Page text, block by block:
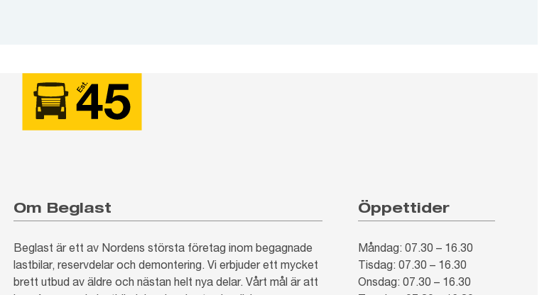
Om Beglast
Beglast är ett av Nordens största företag inom begagnade
lastbilar, reservdelar och demontering. Vi erbjuder ett mycket
brett utbud av äldre och nästan helt nya delar. Vårt mål är att
Öppettider
Måndag: 07.30 – 16.30
Tisdag: 07.30 – 16.30
Onsdag: 07.30 – 16.30